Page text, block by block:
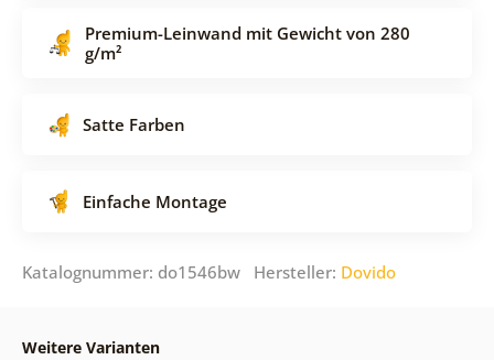
Premium-Leinwand mit Gewicht von 280
g/m²
Satte Farben
Einfache Montage
Katalognummer: do1546bw Hersteller: Dovido
Weitere Varianten